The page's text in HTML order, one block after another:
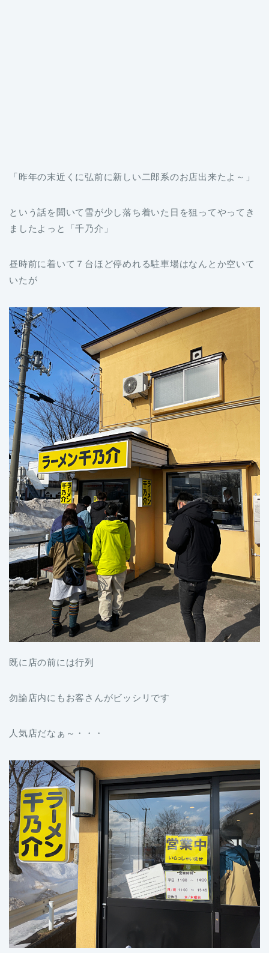
「昨年の末近くに弘前に新しい二郎系のお店出来たよ～」
という話を聞いて雪が少し落ち着いた日を狙ってやってき
ましたよっと「千乃介」
昼時前に着いて７台ほど停めれる駐車場はなんとか空いて
いたが
既に店の前には行列
勿論店内にもお客さんがビッシリです
人気店だなぁ～・・・